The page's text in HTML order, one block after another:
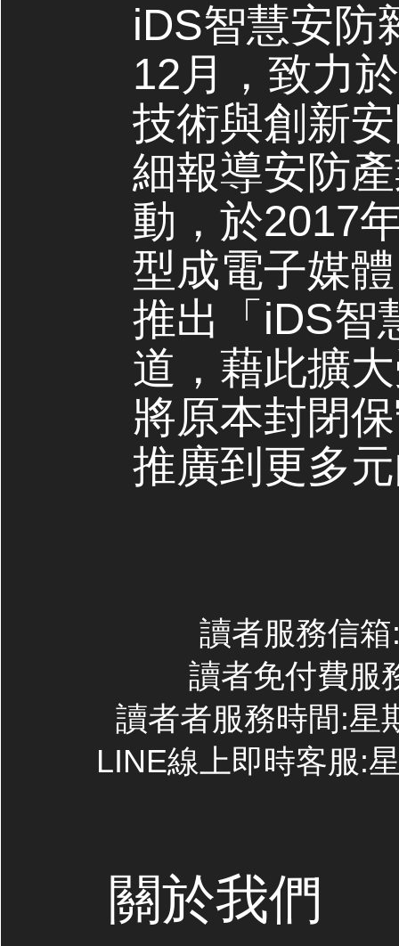
iDS智慧安防
12月，致力
技術與創新
細報導安防
動，於2017
型成電子媒
推出「iDS智
道，藉此擴
將原本封閉
推廣到更多
讀者服務信
讀者免付費服
讀者者服務時間:星
LINE線上即時客服:
關於我們